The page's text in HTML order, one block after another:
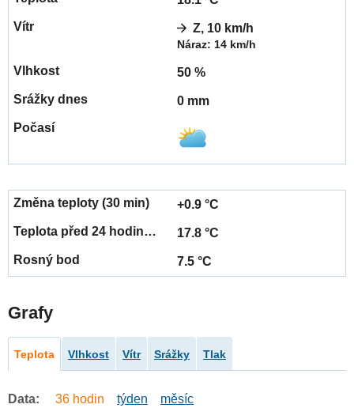
Z, 10 km/h
Náraz: 14 km/h
50 %
0 mm
+0.9 °C
17.8 °C
7.5 °C
Grafy
Teplota Vlhkost Vítr Srážky Tlak
Data: 36 hodin týden měsíc